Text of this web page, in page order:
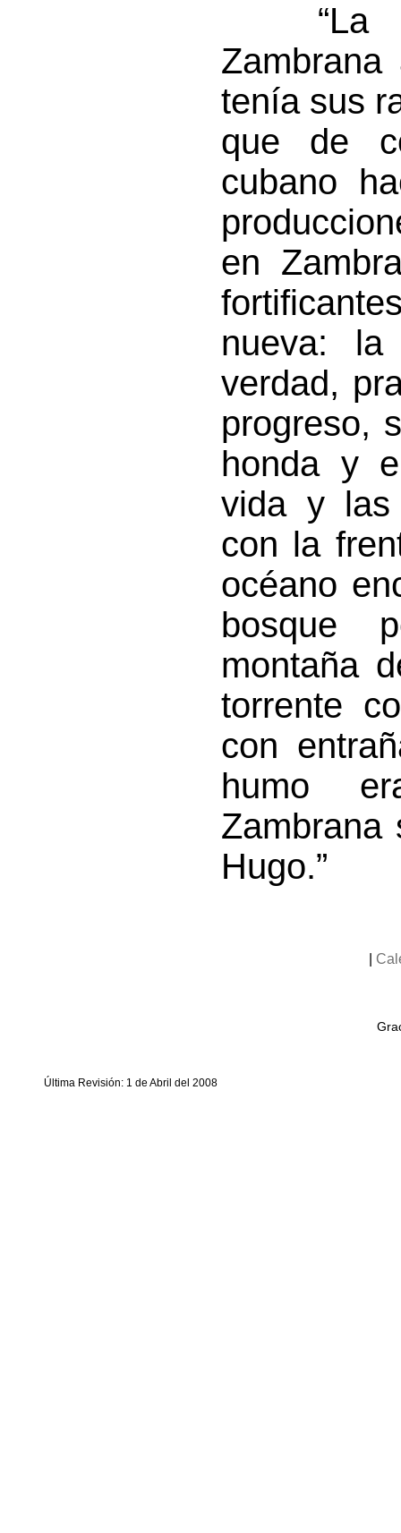
“La
tenía sus
que de
cubano
en
nueva:
verdad,
progreso,
honda y
vida y las
con la
océano
bosque
montaña
torrente
con
humo
Zambrana
Hugo.”
Última Revisión: 1 de Abril del 2008